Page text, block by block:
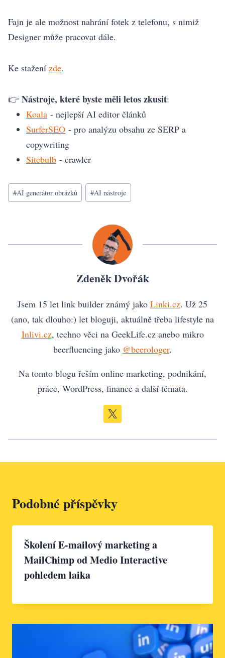
Fajn je ale možnost nahrání fotek z telefonu, s nimiž
Designer může pracovat dále.
Ke stažení zde.
👉 Nástroje, které byste měli letos zkusit:
Koala - nejlepší AI editor článků
SurferSEO - pro analýzu obsahu ze SERP a
copywriting
Sitebulb - crawler
Štítky
příspěvků:
#AI generátor obrázků #AI nástroje
Zdeněk Dvořák
Jsem 15 let link builder známý jako Linki.cz. Už 25
(ano, tak dlouho:) let bloguji, aktuálně třeba lifestyle na
Inlivi.cz, techno věci na GeekLife.cz anebo mikro
beerfluencing jako @beerologer.
Na tomto blogu řeším online marketing, podnikání,
práce, WordPress, finance a další témata.
Podobné příspěvky
Školení E-mailový marketing a
MailChimp od Medio Interactive
pohledem laika